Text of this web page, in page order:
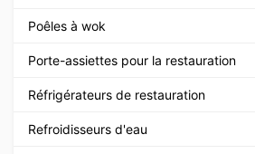
Poêles à wok
Porte-assiettes pour la restauration
Réfrigérateurs de restauration
Refroidisseurs d'eau